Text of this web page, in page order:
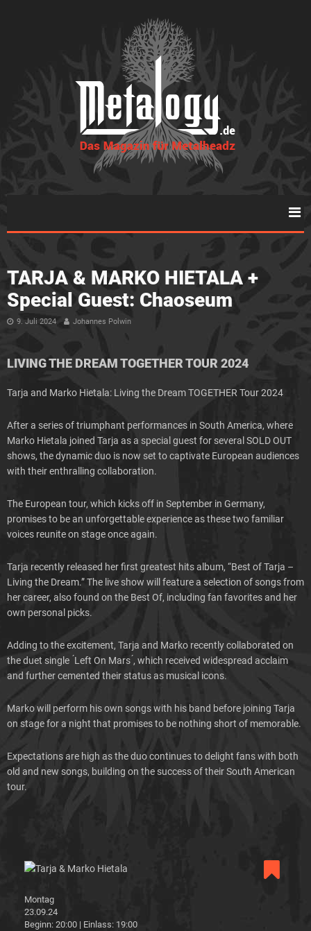
TARJA & MARKO HIETALA +
Special Guest: Chaoseum
9. Juli 2024 Johannes Polwin
LIVING THE DREAM TOGETHER TOUR 2024
Tarja and Marko Hietala: Living the Dream TOGETHER Tour 2024
After a series of triumphant performances in South America, where
Marko Hietala joined Tarja as a special guest for several SOLD OUT
shows, the dynamic duo is now set to captivate European audiences
with their enthralling collaboration.
The European tour, which kicks off in September in Germany,
promises to be an unforgettable experience as these two familiar
voices reunite on stage once again.
Tarja recently released her first greatest hits album, “Best of Tarja –
Living the Dream.” The live show will feature a selection of songs from
her career, also found on the Best Of, including fan favorites and her
own personal picks.
Adding to the excitement, Tarja and Marko recently collaborated on
the duet single ́Left On Mars ́, which received widespread acclaim
and further cemented their status as musical icons.
Marko will perform his own songs with his band before joining Tarja
on stage for a night that promises to be nothing short of memorable.
Expectations are high as the duo continues to delight fans with both
old and new songs, building on the success of their South American
tour.
Montag
23.09.24
Beginn: 20:00 | Einlass: 19:00